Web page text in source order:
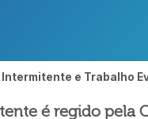
e Trabalho
é regido pela